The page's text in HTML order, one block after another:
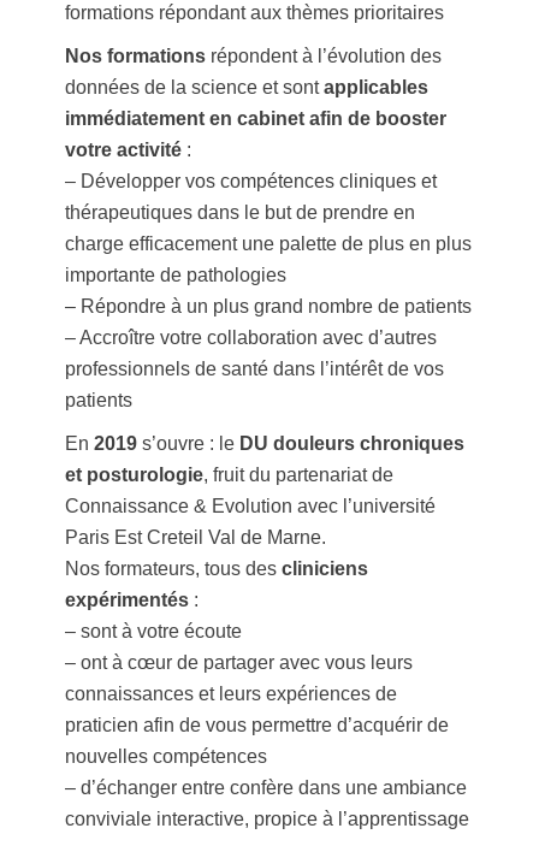
formations répondant aux thèmes prioritaires
Nos formations répondent à l’évolution des
données de la science et sontapplicables
immédiatement en cabinet afin de booster
votre activité :
– Développer vos compétences cliniques et
thérapeutiques dans le but de prendre en
charge efficacement une palette de plus en plus
importante de pathologies
– Répondre à un plus grand nombre de patients
– Accroître votre collaboration avec d’autres
professionnels de santé dans l’intérêt de vos
patients
En 2019 s’ouvre : le DU douleurs chroniques
et posturologie, fruit du partenariat de
Connaissance & Evolution avec l’université
Paris Est Creteil Val de Marne.
Nos formateurs, tous des cliniciens
expérimentés :
– sont à votre écoute
– ont à cœur de partager avec vous leurs
connaissances et leurs expériences de
praticien afin de vous permettre d’acquérir de
nouvelles compétences
– d’échanger entre confère dans une ambiance
conviviale interactive, propice à l’apprentissage